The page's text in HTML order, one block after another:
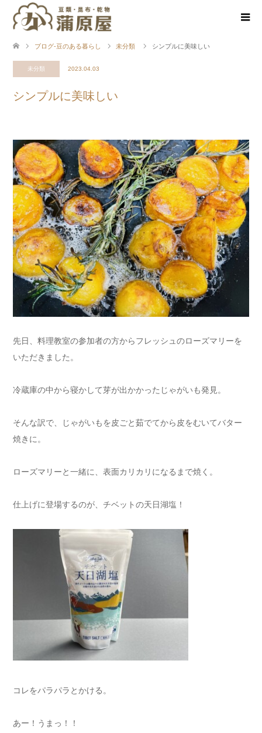
ブログ-豆のある暮らし 未分類 シンプルに美味しい
未分類 2023.04.03
シンプルに美味しい
先日、料理教室の参加者の方からフレッシュのローズマリーを
いただきました。
冷蔵庫の中から寝かして芽が出かかったじゃがいも発見。
そんな訳で、じゃがいもを皮ごと茹でてから皮をむいてバター
焼きに。
ローズマリーと一緒に、表面カリカリになるまで焼く。
仕上げに登場するのが、チベットの天日湖塩！
コレをパラパラとかける。
あー！うまっ！！